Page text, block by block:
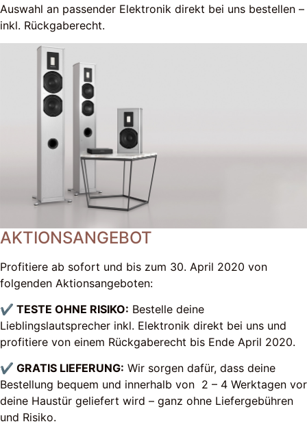
Auswahl an passender Elektronik direkt bei uns bestellen –
inkl. Rückgaberecht.
AKTIONSANGEBOT
Profitiere ab sofort und bis zum 30. April 2020 von
folgenden Aktionsangeboten:
✔ TESTE OHNE RISIKO: Bestelle deine
Lieblingslautsprecher inkl. Elektronik direkt bei uns und
profitiere von einem Rückgaberecht bis Ende April 2020.
✔ GRATIS LIEFERUNG: Wir sorgen dafür, dass deine
Bestellung bequem und innerhalb von 2 – 4 Werktagen vor
deine Haustür geliefert wird – ganz ohne Liefergebühren
und Risiko.